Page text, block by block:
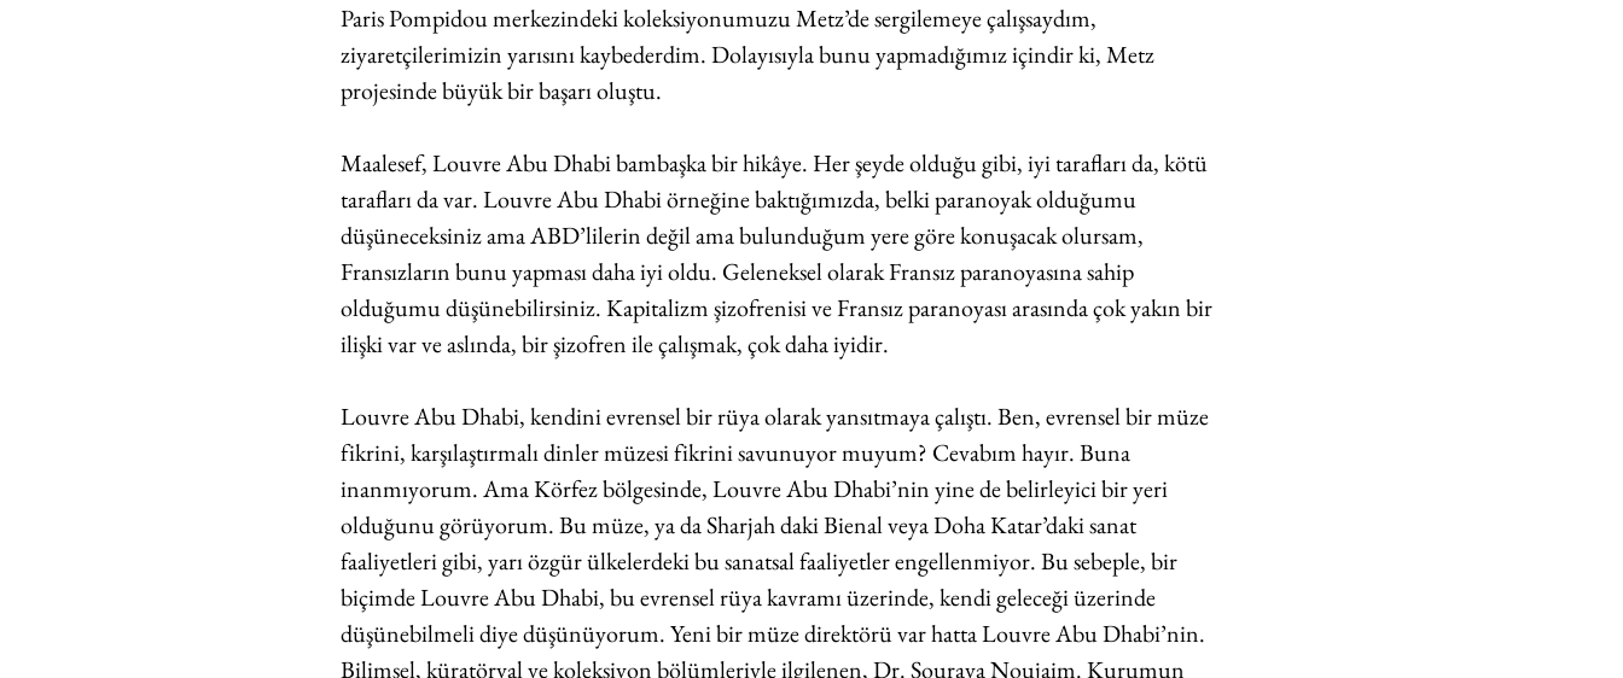
Paris Pompidou merkezindeki koleksiyonumuzu Metz’de sergilemeye çalışsaydım,
ziyaretçilerimizin yarısını kaybederdim. Dolayısıyla bunu yapmadığımız içindir ki, Metz
projesinde büyük bir başarı oluştu.
Maalesef, Louvre Abu Dhabi bambaşka bir hikâye. Her şeyde olduğu gibi, iyi tarafları da, kötü
tarafları da var. Louvre Abu Dhabi örneğine baktığımızda, belki paranoyak olduğumu
düşüneceksiniz ama ABD’lilerin değil ama bulunduğum yere göre konuşacak olursam,
Fransızların bunu yapması daha iyi oldu. Geleneksel olarak Fransız paranoyasına sahip
olduğumu düşünebilirsiniz. Kapitalizm şizofrenisi ve Fransız paranoyası arasında çok yakın bir
ilişki var ve aslında, bir şizofren ile çalışmak, çok daha iyidir.
Louvre Abu Dhabi, kendini evrensel bir rüya olarak yansıtmaya çalıştı. Ben, evrensel bir müze
fikrini, karşılaştırmalı dinler müzesi fikrini savunuyor muyum? Cevabım hayır. Buna
inanmıyorum. Ama Körfez bölgesinde, Louvre Abu Dhabi’nin yine de belirleyici bir yeri
olduğunu görüyorum. Bu müze, ya da Sharjah daki Bienal veya Doha Katar’daki sanat
faaliyetleri gibi, yarı özgür ülkelerdeki bu sanatsal faaliyetler engellenmiyor. Bu sebeple, bir
biçimde Louvre Abu Dhabi, bu evrensel rüya kavramı üzerinde, kendi geleceği üzerinde
düşünebilmeli diye düşünüyorum. Yeni bir müze direktörü var hatta Louvre Abu Dhabi’nin.
Bilimsel, küratöryal ve koleksiyon bölümleriyle ilgilenen, Dr. Souraya Noujaim. Kurumun